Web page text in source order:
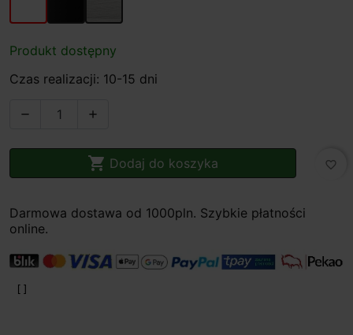
Produkt dostępny
Czas realizacji: 10-15 dni
 
 Dodaj do koszyka favorite_border
Darmowa dostawa od 1000pln. Szybkie płatności
online.